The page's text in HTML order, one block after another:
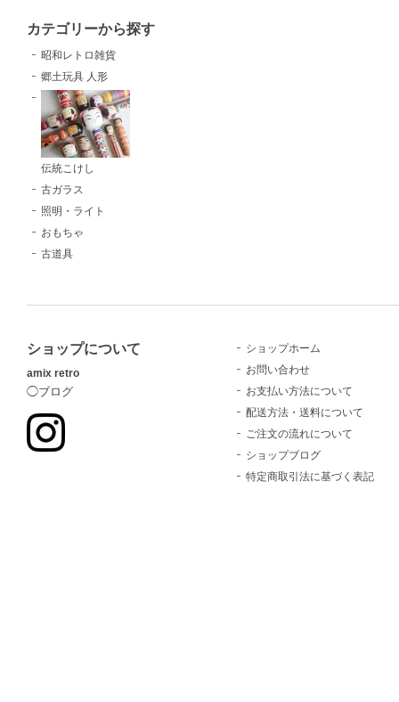
カテゴリーから探す
昭和レトロ雑貨
郷土玩具 人形
伝統こけし
古ガラス
照明・ライト
おもちゃ
古道具
ショップについて
amix retro
◯ブログ
ショップホーム
お問い合わせ
お支払い方法について
配送方法・送料について
ご注文の流れについて
ショップブログ
特定商取引法に基づく表記